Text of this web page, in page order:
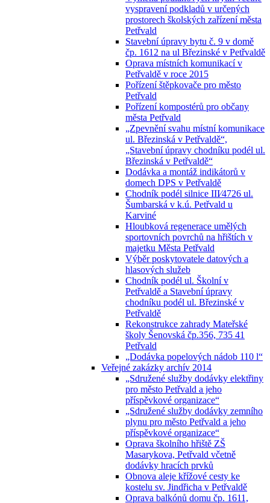
vyspravení podkladů v určených
prostorech školských zařízení města
Petřvald
Stavební úpravy bytu č. 9 v domě
čp. 1612 na ul Březinské v Petřvaldě
Oprava místních komunikací v
Petřvaldě v roce 2015
Pořízení štěpkovače pro město
Petřvald
Pořízení kompostérů pro občany
města Petřvald
„Zpevnění svahu místní komunikace
ul. Březinská v Petřvaldě“,
„Stavební úpravy chodníku podél ul.
Březinská v Petřvaldě“
Dodávka a montáž indikátorů v
domech DPS v Petřvaldě
Chodník podél silnice III⁄4726 ul.
Šumbarská v k.ú. Petřvald u
Karviné
Hloubková regenerace umělých
sportovních povrchů na hřištích v
majetku Města Petřvald
Výběr poskytovatele datových a
hlasových služeb
Chodník podél ul. Školní v
Petřvaldě a Stavební úpravy
chodníku podél ul. Březinské v
Petřvaldě
Rekonstrukce zahrady Mateřské
školy Šenovská čp.356, 735 41
Petřvald
„Dodávka popelových nádob 110 l“
Veřejné zakázky archív 2014
„Sdružené služby dodávky elektřiny
pro město Petřvald a jeho
příspěvkové organizace“
„Sdružené služby dodávky zemního
plynu pro město Petřvald a jeho
příspěvkové organizace“
Oprava školního hřiště ZŠ
Masarykova, Petřvald včetně
dodávky hracích prvků
Obnova aleje křížové cesty ke
kostelu sv. Jindřicha v Petřvaldě
Oprava balkónů domu čp. 1611,